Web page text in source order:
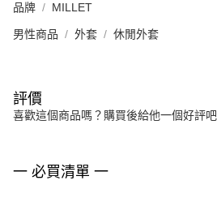
品牌 MILLET
男性商品 外套 休閒外套
評價
喜歡這個商品嗎？購買後給他一個好評吧
一 必買清單 一